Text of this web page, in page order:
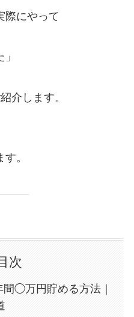
際にやって
介します。
。
次
◯万円貯める方法｜